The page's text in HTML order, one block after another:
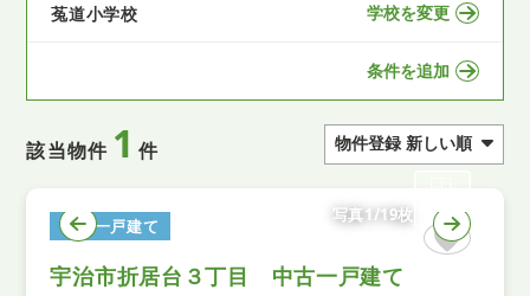
菟道小学校 学校を変更
条件を追加
該当物件 1 件
中古一戸建て
写真1/19枚
宇治市折居台３丁目 中古一戸建て